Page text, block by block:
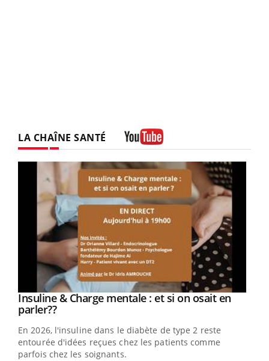
LA CHAÎNE SANTÉ
Youtube
Insuline & Charge mentale : et si on osait en
parler??Youtube
En 2026, l'insuline dans le diabète de type 2 reste
entourée d'idées reçues chez les patients comme
parfois chez les soignants.